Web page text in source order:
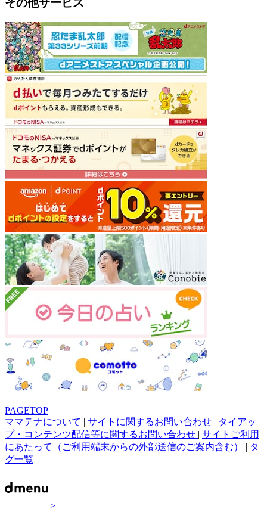
その他サービス
PAGETOP
ママテナについて | サイトに関するお問い合わせ | タイアッ
プ・コンテンツ配信等に関するお問い合わせ | サイトご利用
にあたって（ご利用端末からの外部送信のご案内含む） | タ
グ一覧
>